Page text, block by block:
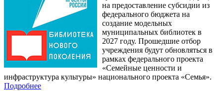
на предоставление субсидии из
федерального бюджета на
создание модельных
муниципальных библиотек в
2027 году. Прошедшие отбор
учреждения будут обновляться в
рамках федерального проекта
«Семейные ценности и
инфраструктура культуры» национального проекта «Семья».
Подробнее